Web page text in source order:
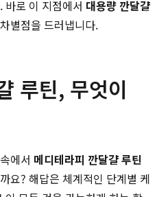
바로 이 지점에서 대용량 깐달걀
별점을 드러냅니다.
루틴, 무엇이
에서 메디테라피 깐달걀 루틴
요? 해답은 체계적인 단계별 케